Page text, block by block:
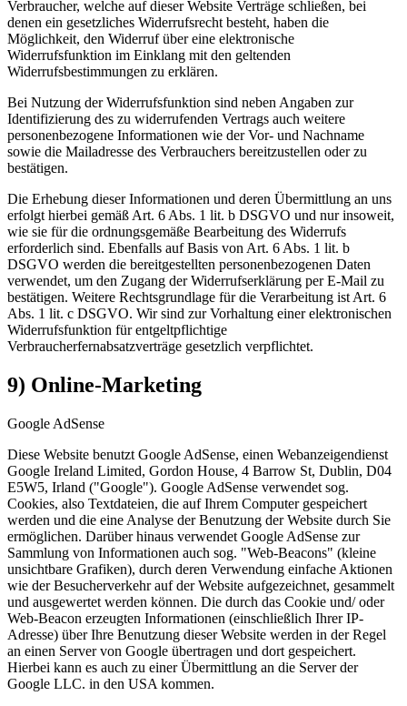
Verbraucher, welche auf dieser Website Verträge schließen, bei
denen ein gesetzliches Widerrufsrecht besteht, haben die
Möglichkeit, den Widerruf über eine elektronische
Widerrufsfunktion im Einklang mit den geltenden
Widerrufsbestimmungen zu erklären.
Bei Nutzung der Widerrufsfunktion sind neben Angaben zur
Identifizierung des zu widerrufenden Vertrags auch weitere
personenbezogene Informationen wie der Vor- und Nachname
sowie die Mailadresse des Verbrauchers bereitzustellen oder zu
bestätigen.
Die Erhebung dieser Informationen und deren Übermittlung an uns
erfolgt hierbei gemäß Art. 6 Abs. 1 lit. b DSGVO und nur insoweit,
wie sie für die ordnungsgemäße Bearbeitung des Widerrufs
erforderlich sind. Ebenfalls auf Basis von Art. 6 Abs. 1 lit. b
DSGVO werden die bereitgestellten personenbezogenen Daten
verwendet, um den Zugang der Widerrufserklärung per E-Mail zu
bestätigen. Weitere Rechtsgrundlage für die Verarbeitung ist Art. 6
Abs. 1 lit. c DSGVO. Wir sind zur Vorhaltung einer elektronischen
Widerrufsfunktion für entgeltpflichtige
Verbraucherfernabsatzverträge gesetzlich verpflichtet.
9) Online-Marketing
Google AdSense
Diese Website benutzt Google AdSense, einen Webanzeigendienst
Google Ireland Limited, Gordon House, 4 Barrow St, Dublin, D04
E5W5, Irland ("Google"). Google AdSense verwendet sog.
Cookies, also Textdateien, die auf Ihrem Computer gespeichert
werden und die eine Analyse der Benutzung der Website durch Sie
ermöglichen. Darüber hinaus verwendet Google AdSense zur
Sammlung von Informationen auch sog. "Web-Beacons" (kleine
unsichtbare Grafiken), durch deren Verwendung einfache Aktionen
wie der Besucherverkehr auf der Website aufgezeichnet, gesammelt
und ausgewertet werden können. Die durch das Cookie und/ oder
Web-Beacon erzeugten Informationen (einschließlich Ihrer IP-
Adresse) über Ihre Benutzung dieser Website werden in der Regel
an einen Server von Google übertragen und dort gespeichert.
Hierbei kann es auch zu einer Übermittlung an die Server der
Google LLC. in den USA kommen.